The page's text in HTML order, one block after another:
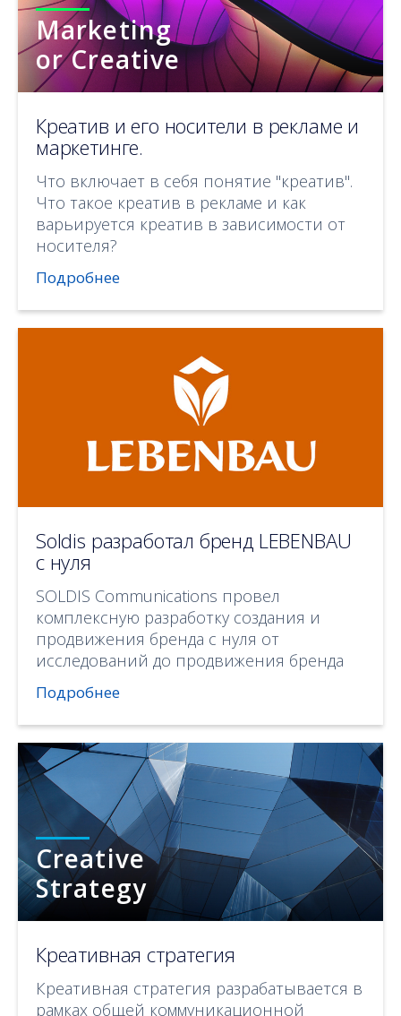
Marketing
or Creative
Креатив и его носители в рекламе и
маркетинге.
Что включает в себя понятие "креатив".
Что такое креатив в рекламе и как
варьируется креатив в зависимости от
носителя?
Подробнее
Soldis разработал бренд LEBENBAU
с нуля
SOLDIS Communications провел
комплексную разработку создания и
продвижения бренда с нуля от
исследований до продвижения бренда
Подробнее
Creative
Strategy
Креативная стратегия
Креативная стратегия разрабатывается в
рамках общей коммуникационной